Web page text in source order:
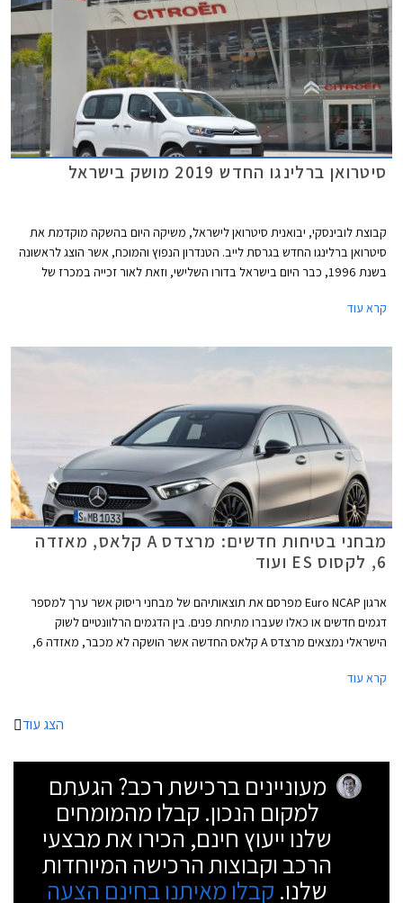
סיטרואן ברלינגו החדש 2019 מושק בישראל
קבוצת לובינסקי, יבואנית סיטרואן לישראל, משיקה היום בהשקה מוקדמת את
סיטרואן ברלינגו החדש בגרסת לייב. הטנדרון הנפוץ והמוכח, אשר הוצג לראשונה
בשנת 1996, כבר היום בישראל בדורו השלישי, וזאת לאור זכייה במכרז של
קרא עוד
מבחני בטיחות חדשים: מרצדס A קלאס, מאזדה
6, לקסוס ES ועוד
ארגון Euro NCAP מפרסם את תוצאותיהם של מבחני ריסוק אשר ערך למספר
דגמים חדשים או כאלו שעברו מתיחת פנים. בין הדגמים הרלוונטיים לשוק
הישראלי נמצאים מרצדס A קלאס החדשה אשר הושקה לא מכבר, מאזדה 6,
שלושת המסחריות התאומות פיג'ו ריפטר, סיטרואן ברלינגו, ואופל קומבו אשר
קרא עוד
הצג עוד
מעוניינים ברכישת רכב? הגעתם
למקום הנכון. קבלו מהמומחים
שלנו ייעוץ חינם, הכירו את מבצעי
הרכב וקבוצות הרכישה המיוחדות
שלנו. קבלו מאיתנו בחינם הצעה